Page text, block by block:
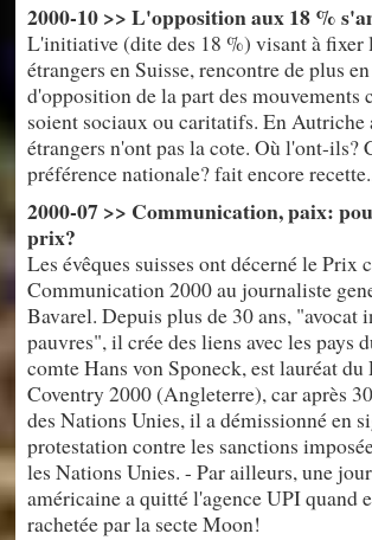
2000-10 >> L'opposition aux 18 %
L'initiative (dite des 18 %) visant à fixer
étrangers en Suisse, rencontre de plus
d'opposition de la part des mouvements
soient sociaux ou caritatifs. En Autriche
étrangers n'ont pas la cote. Où l'ont-ils?
préférence nationale? fait encore
2000-07 >> Communication, paix:
prix?
Les évêques suisses ont décerné le Prix
Communication 2000 au journaliste
Bavarel. Depuis plus de 30 ans, "avocat
pauvres", il crée des liens avec les pays
comte Hans von Sponeck, est lauréat
Coventry 2000 (Angleterre), car après
des Nations Unies, il a démissionné en
protestation contre les sanctions
les Nations Unies. - Par ailleurs, une
américaine a quitté l'agence UPI quand
rachetée par la secte Moon!